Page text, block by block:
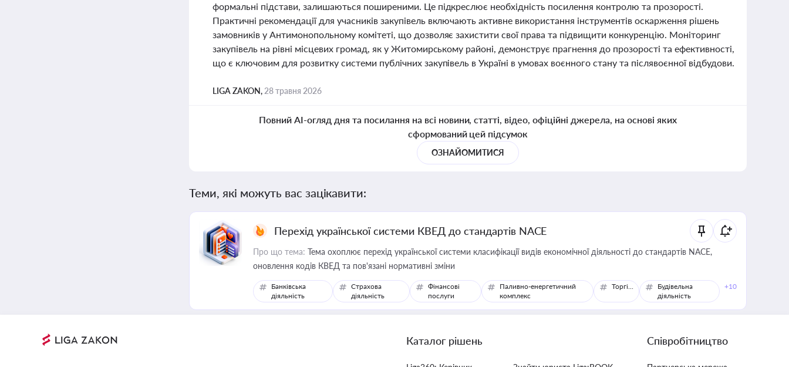
формальні підстави, залишаються поширеними. Це підкреслює необхідність посилення контролю та прозорості.
Практичні рекомендації для учасників закупівель включають активне використання інструментів оскарження рішень
замовників у Антимонопольному комітеті, що дозволяє захистити свої права та підвищити конкуренцію. Моніторинг
закупівель на рівні місцевих громад, як у Житомирському районі, демонструє прагнення до прозорості та ефективності,
що є ключовим для розвитку системи публічних закупівель в Україні в умовах воєнного стану та післявоєнної відбудови.
LIGA ZAKON, 28 травня 2026
Повний AI-огляд дня та посилання на всі новини, статті, відео, офіційні джерела, на основі яких
сформований цей підсумок
ОЗНАЙОМИТИСЯ
Теми, які можуть вас зацікавити:
Перехід української системи КВЕД до стандартів NACE
Про що тема: Тема охоплює перехід української системи класифікації видів економічної діяльності до стандартів NACE,
оновлення кодів КВЕД та пов'язані нормативні зміни
Банківська
діяльність
Страхова
діяльність
Фінансові
послуги
Паливно-енергетичний
комплекс
Торгівля
Будівельна
діяльність
+10
Каталог рішень Співробітництво